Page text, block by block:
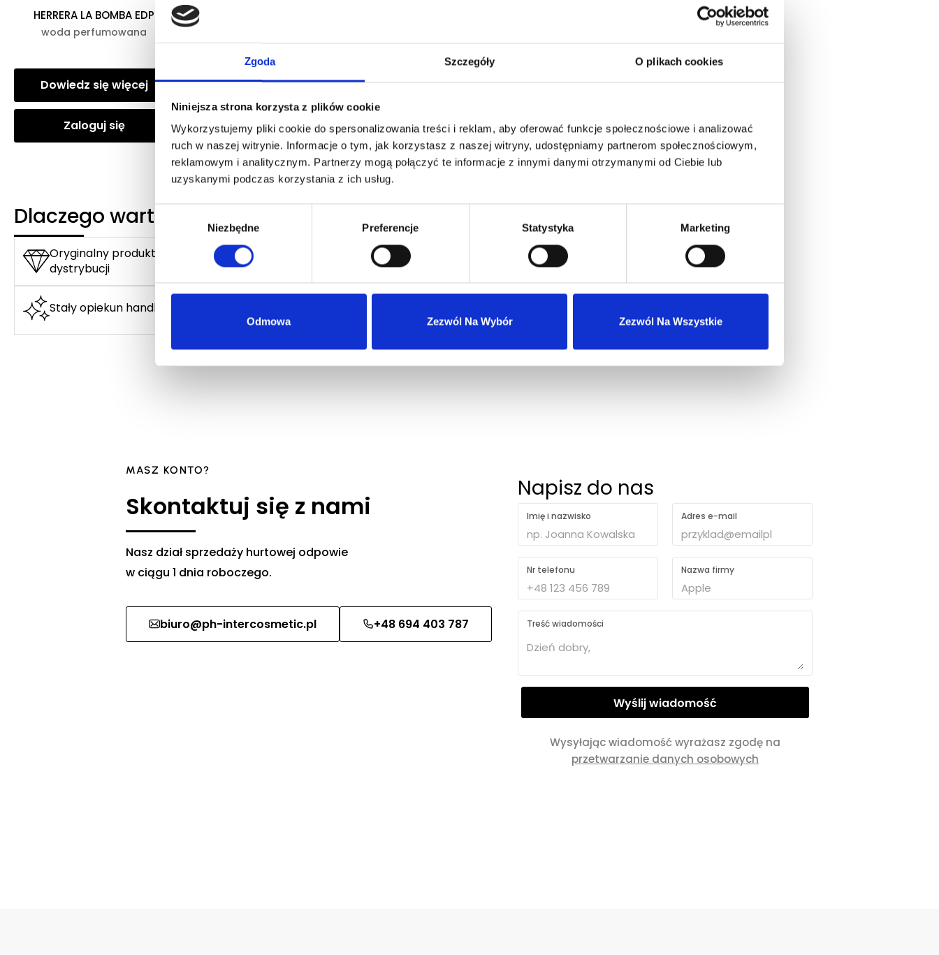
Zgoda Szczegóły O plikach cookies
Niniejsza strona korzysta z plików cookie
Wykorzystujemy pliki cookie do spersonalizowania treści i reklam, aby oferować funkcje społecznościowe i analizować
ruch w naszej witrynie. Informacje o tym, jak korzystasz z naszej witryny, udostępniamy partnerom społecznościowym,
reklamowym i analitycznym. Partnerzy mogą połączyć te informacje z innymi danymi otrzymanymi od Ciebie lub
uzyskanymi podczas korzystania z ich usług.
Niezbędne Preferencje Statystyka Marketing
Odmowa Zezwól Na Wybór Zezwól Na Wszystkie
HERRERA LA BOMBA EDP
woda perfumowana
Dowiedz się więcej
Zaloguj się
Dowiedz się więcej
Zaloguj się
Zaloguj się
Dlaczego warto?
Oryginalny produkt z autoryzowanej
dystrybucji
Wysyłka 24h z magazynu w Polsce
Stały opiekun handlowy
MASZ KONTO?
Skontaktuj się z nami
Nasz dział sprzedaży hurtowej odpowie
w ciągu 1 dnia roboczego.
biuro@ph-intercosmetic.pl +48 694 403 787
Napisz do nas
Imię i nazwisko Adres e-mail
Nr telefonu Nazwa firmy
Treść wiadomości
Wysyłając wiadomość wyrażasz zgodę na
przetwarzanie danych osobowych